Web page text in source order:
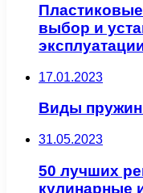
выбор и
17.01.2023
Виды пружин
31.05.2023
50 лучших
кулинарные